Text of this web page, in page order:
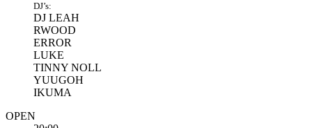
DJ’s:
DJ LEAH
RWOOD
ERROR
LUKE
TINNY NOLL
YUUGOH
IKUMA
OPEN